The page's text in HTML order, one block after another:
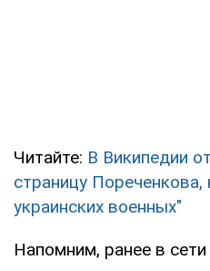
Читайте: В Википедии
страницу Пореченкова,
украинских военных"
Напомним, ранее в сети